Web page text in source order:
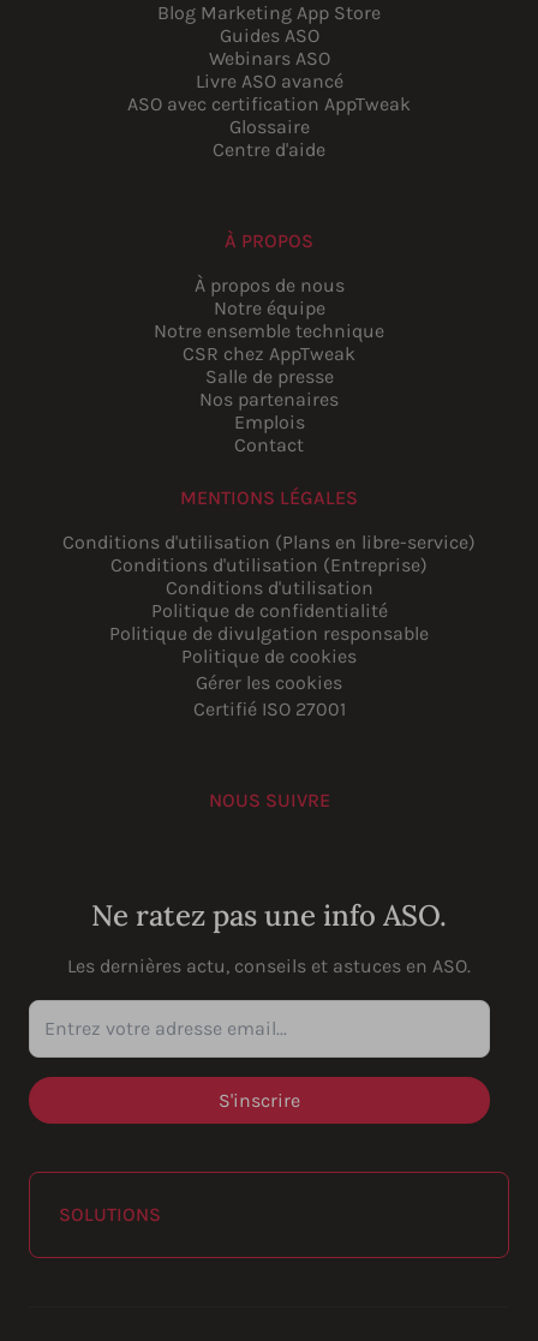
Blog Marketing App Store
Guides ASO
Webinars ASO
Livre ASO avancé
ASO avec certification AppTweak
Glossaire
Centre d'aide
À PROPOS
À propos de nous
Notre équipe
Notre ensemble technique
CSR chez AppTweak
Salle de presse
Nos partenaires
Emplois
Contact
MENTIONS LÉGALES
Conditions d'utilisation (Plans en libre-service)
Conditions d'utilisation (Entreprise)
Conditions d'utilisation
Politique de confidentialité
Politique de divulgation responsable
Politique de cookies
Gérer les cookies
Certifié ISO 27001
NOUS SUIVRE
Ne ratez pas une info ASO.
Les dernières actu, conseils et astuces en ASO.
Entrez votre adresse email...
SOLUTIONS